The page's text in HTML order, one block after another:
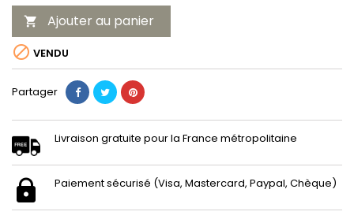
 Ajouter au panier
 VENDU
Partager
Livraison gratuite pour la France métropolitaine
Paiement sécurisé (Visa, Mastercard, Paypal, Chèque)